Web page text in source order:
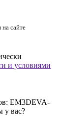
на сайте
и условиями
EM3DEVA-
у вас?